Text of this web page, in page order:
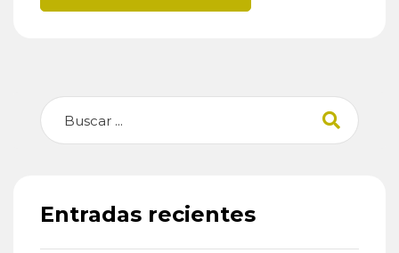
Buscar
Entradas recientes